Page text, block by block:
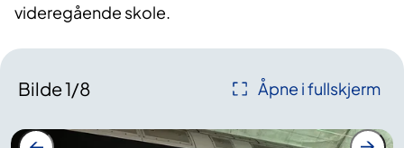
videregående skole.
Bilde1/8 Åpne i fullskjerm